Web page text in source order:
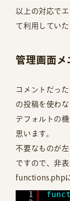
以上の対応で
て利用していた
管理画面メ
コメントだっ
の投稿を使わ
デフォルトの
思います。
不要なものが
ですので、非
functions.php
1